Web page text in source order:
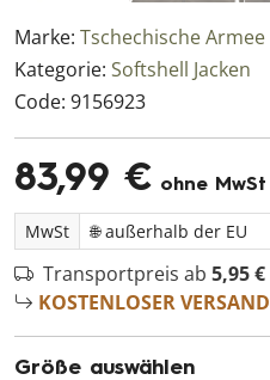
Marke: Tschechische Armee
Kategorie: Softshell Jacken
Code: 9156923
83,99 € ohne MwSt
MwSt
Transportpreis ab 5,95 €
KOSTENLOSER VERSAND
Größe auswählen